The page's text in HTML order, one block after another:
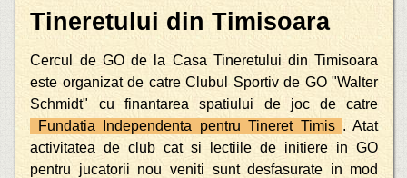
Tineretului din Timisoara
Cercul de GO de la Casa Tineretului din Timisoara
este organizat de catre Clubul Sportiv de GO "Walter
Schmidt" cu finantarea spatiului de joc de catre
Fundatia Independenta pentru Tineret Timis . Atat
activitatea de club cat si lectiile de initiere in GO
pentru jucatorii nou veniti sunt desfasurate in mod